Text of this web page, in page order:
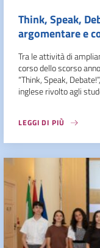
Think, Speak,
argomentare e
Tra le attività di
corso dello scorso
“Think, Speak,
inglese rivolto agli
LEGGI DI PIÙ